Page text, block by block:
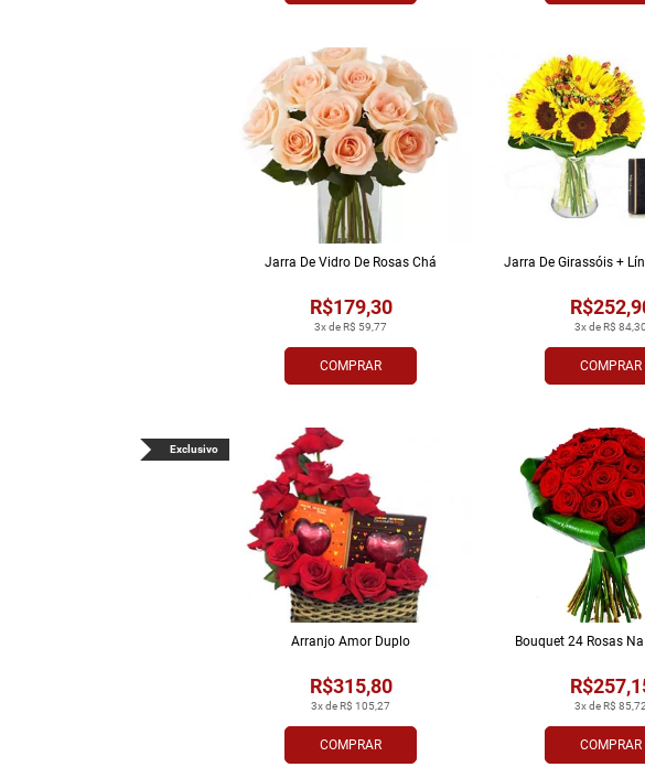
COMPRAR
3x de R$ 59,77
R$179,30
Jarra De Vidro De Rosas Chá
COMPRAR
3x de R$ 84,30
Jarra De Girassóis +
Exclusivo
COMPRAR
3x de R$ 105,27
R$315,80
Arranjo Amor Duplo
COMPRAR
3x de R$ 85,72
Bouquet 24 Rosas